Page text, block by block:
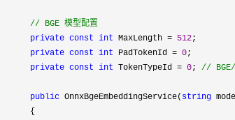
// BGE 模型配置
private const int MaxLength = 512;
private const int PadTokenId = 0;
private const int TokenTypeId = 0; //
public OnnxBgeEmbeddingService( string
      {